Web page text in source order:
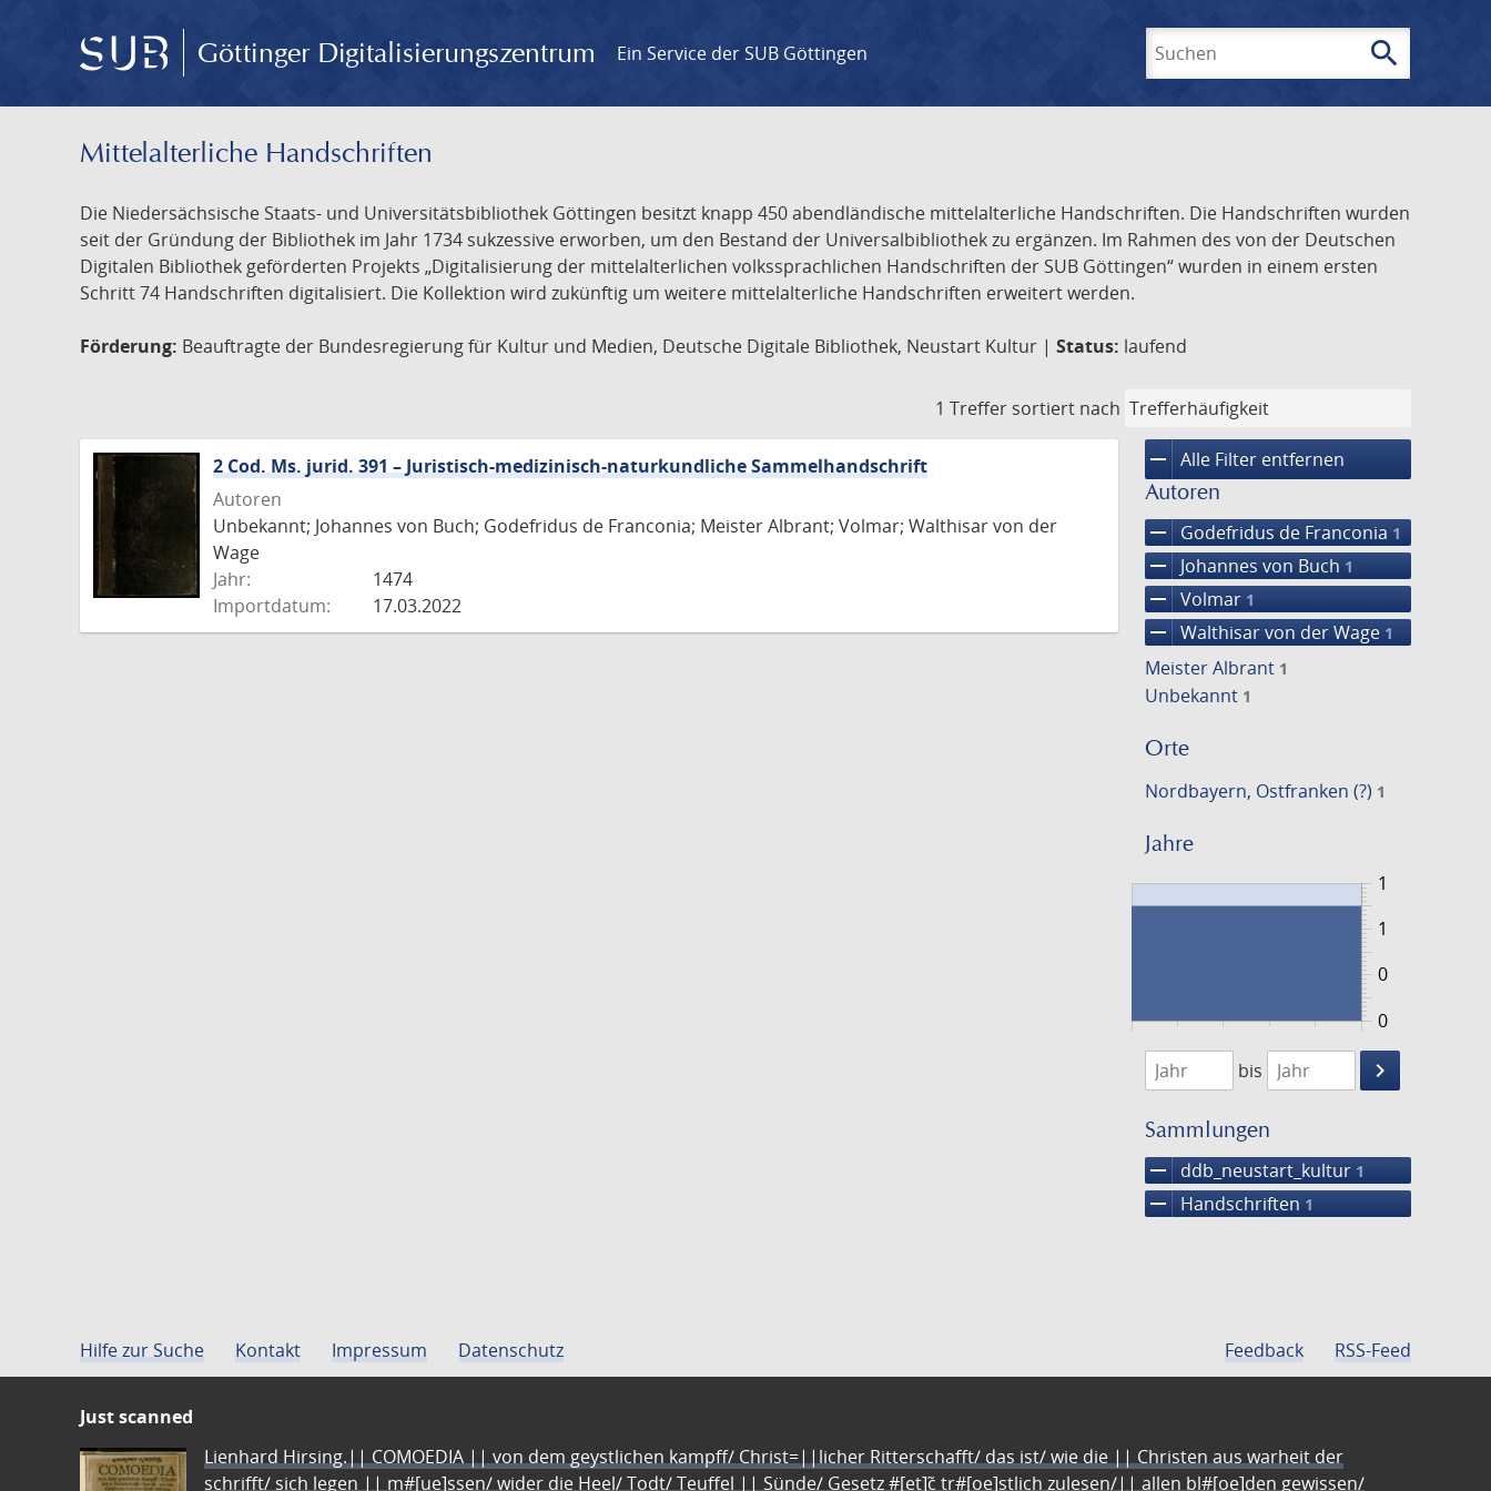
Göttinger Digitalisierungszentrum Ein Service der SUB Göttingen search
Mittelalterliche Handschriften
Die Niedersächsische Staats- und Universitätsbibliothek Göttingen besitzt knapp 450 abendländische mittelalterliche Handschriften. Die Handschriften wurden
seit der Gründung der Bibliothek im Jahr 1734 sukzessive erworben, um den Bestand der Universalbibliothek zu ergänzen. Im Rahmen des von der Deutschen
Digitalen Bibliothek geförderten Projekts „Digitalisierung der mittelalterlichen volkssprachlichen Handschriften der SUB Göttingen“ wurden in einem ersten
Schritt 74 Handschriften digitalisiert. Die Kollektion wird zukünftig um weitere mittelalterliche Handschriften erweitert werden.
Förderung: Beauftragte der Bundesregierung für Kultur und Medien, Deutsche Digitale Bibliothek, Neustart Kultur | Status: laufend
1 Treffer sortiert nach
remove Alle Filter entfernen
Autoren
remove Godefridus de Franconia 1
remove Johannes von Buch 1
remove Volmar 1
remove Walthisar von der Wage 1
Meister Albrant 1
Unbekannt 1
Orte
Nordbayern, Ostfranken (?) 1
Jahre
0
1
0
1
1474
1475
bis
keyboard_arrow_right
Suche
Sammlungen
remove ddb_neustart_kultur 1
remove Handschriften 1
2 Cod. Ms. jurid. 391 – Juristisch-medizinisch-naturkundliche Sammelhandschrift
Autoren
Unbekannt; Johannes von Buch; Godefridus de Franconia; Meister Albrant; Volmar; Walthisar von der
Wage
Jahr:
1474
Importdatum:
17.03.2022
Hilfe zur Suche Kontakt Impressum Datenschutz Feedback RSS-Feed
Just scanned
Lienhard Hirsing.|| COMOEDIA || von dem geystlichen kampff/ Christ=||licher Ritterschafft/ das ist/ wie die || Christen aus warheit der
schrifft/ sich legen || m#[ue]ssen/ wider die Heel/ Todt/ Teuffel || Sünde/ Gesetz #[et]c̃ tr#[oe]stlich zulesen/|| allen bl#[oe]den gewissen/